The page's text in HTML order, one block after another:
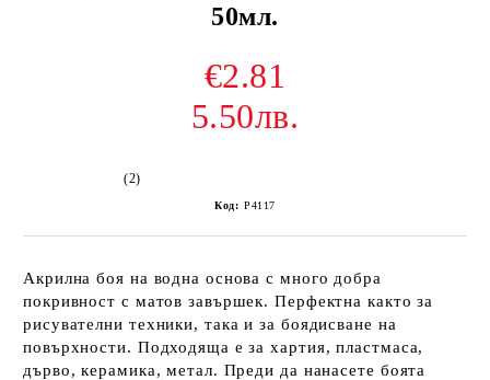
50мл.
€2.81
5.50лв.
(2)
Код: P4117
Акрилна боя на водна основа с много добра
покривност с матов завършек. Перфектна както за
рисувателни техники, така и за боядисване на
повърхности. Подходяща е за хартия, пластмаса,
дърво, керамика, метал. Преди да нанасете боята